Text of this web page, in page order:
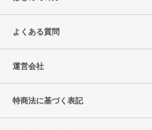
よくある質問
運営会社
特商法に基づく表記